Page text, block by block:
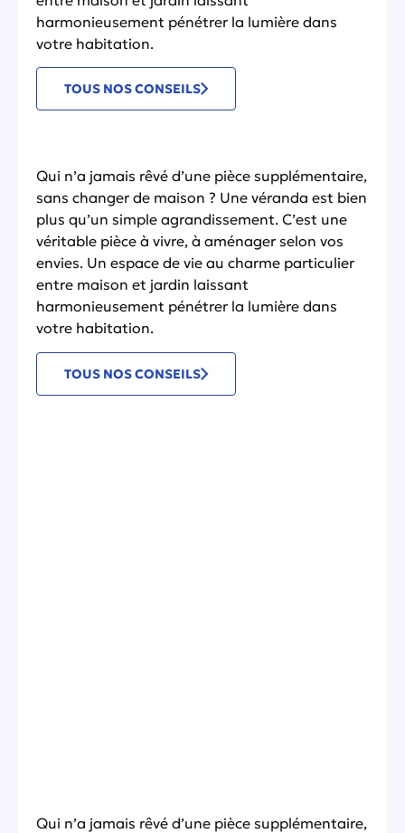
harmonieusement pénétrer la lumière dans
votre habitation.
TOUS NOS CONSEILS
Qui n’a jamais rêvé d’une pièce supplémentaire,
sans changer de maison ? Une véranda est bien
plus qu’un simple agrandissement. C’est une
véritable pièce à vivre, à aménager selon vos
envies. Un espace de vie au charme particulier
entre maison et jardin laissant
harmonieusement pénétrer la lumière dans
votre habitation.
TOUS NOS CONSEILS
Qui n’a jamais rêvé d’une pièce supplémentaire,